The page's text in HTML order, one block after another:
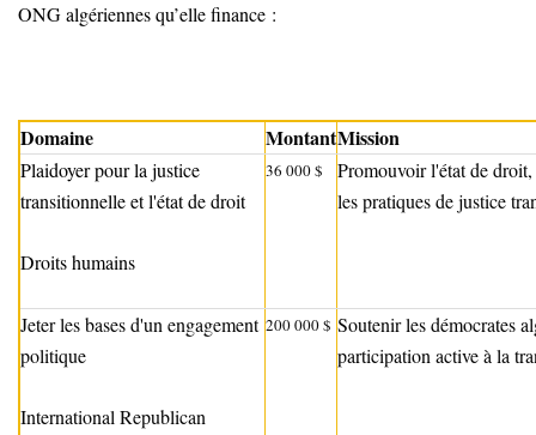
ONG algériennes qu’elle finance :
Domaine MontantMission
Plaidoyer pour la justice
transitionnelle et l'état de droit
Droits humains
36 000 $
Promouvoir l'état de
les pratiques de justice
Jeter les bases d'un engagement
politique
International Republican
200 000 $ Soutenir les démocrates
participation active à la